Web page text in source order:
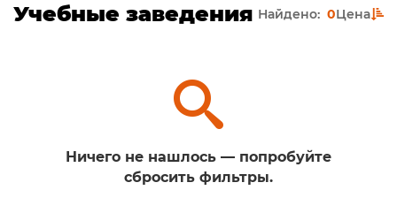
Учебные заведения Найдено: 0Цена
Ничего не нашлось — попробуйте
сбросить фильтры.